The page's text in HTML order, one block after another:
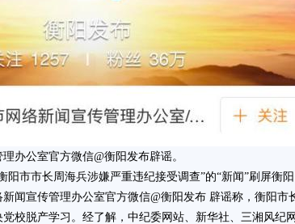
公室官方微信@衡阳发布辟谣。
市市长周海兵涉嫌严重违纪接受调查”的“新闻”刷屏衡阳
宣传管理办公室官方微信@衡阳发布 辟谣称，衡阳市
校脱产学习。经了解，中纪委网站、新华社、三湘风纪